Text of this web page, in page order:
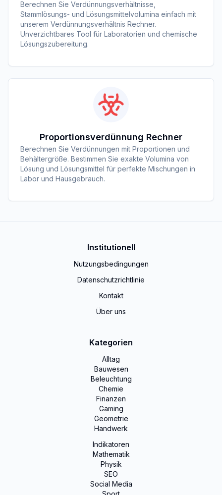
Berechnen Sie Verdünnungsverhältnisse,
Stammlösungs- und Lösungsmittelvolumina einfach mit
unserem Verdünnungsverhältnis Rechner.
Unverzichtbares Tool für Laboratorien und chemische
Lösungszubereitung.
Proportionsverdünnung Rechner
Berechnen Sie Verdünnungen mit Proportionen und
Behältergröße. Bestimmen Sie exakte Volumina von
Lösung und Lösungsmittel für perfekte Mischungen in
Labor und Hausgebrauch.
Institutionell
Nutzungsbedingungen
Datenschutzrichtlinie
Kontakt
Über uns
Kategorien
Alltag
Bauwesen
Beleuchtung
Chemie
Finanzen
Gaming
Geometrie
Handwerk
Indikatoren
Mathematik
Physik
SEO
Social Media